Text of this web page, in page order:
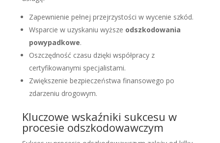
Zapewnienie pełnej przejrzystości w wycenie szkód.
Wsparcie w uzyskaniu wyższe odszkodowania
powypadkowe.
Oszczędność czasu dzięki współpracy z
certyfikowanymi specjalistami.
Zwiększenie bezpieczeństwa finansowego po
zdarzeniu drogowym.
Kluczowe wskaźniki sukcesu w
procesie odszkodowawczym